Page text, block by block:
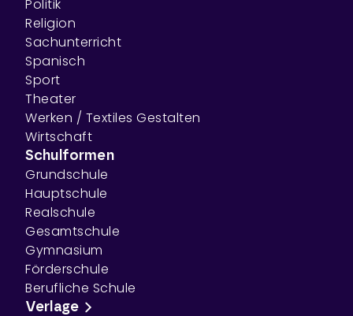
Politik
Religion
Sachunterricht
Spanisch
Sport
Theater
Werken / Textiles Gestalten
Wirtschaft
Schulformen
Grundschule
Hauptschule
Realschule
Gesamtschule
Gymnasium
Förderschule
Berufliche Schule
Verlage